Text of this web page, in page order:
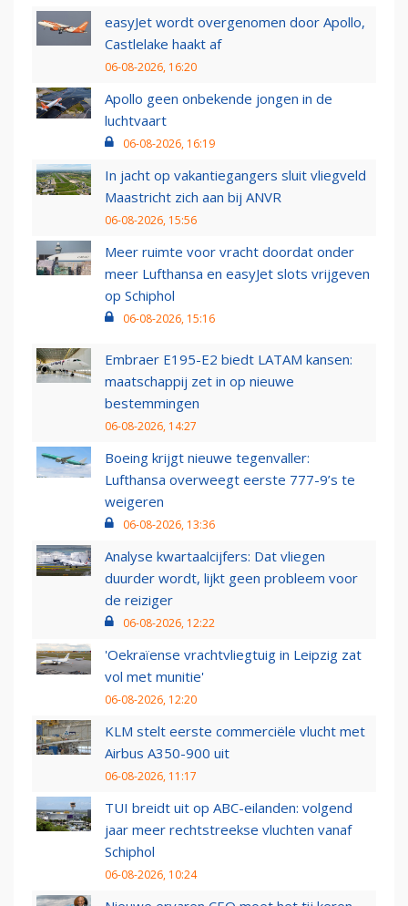
easyJet wordt overgenomen door Apollo,
Castlelake haakt af
06-08-2026, 16:20
Apollo geen onbekende jongen in de
luchtvaart
06-08-2026, 16:19
In jacht op vakantiegangers sluit vliegveld
Maastricht zich aan bij ANVR
06-08-2026, 15:56
Meer ruimte voor vracht doordat onder
meer Lufthansa en easyJet slots vrijgeven
op Schiphol
06-08-2026, 15:16
Embraer E195-E2 biedt LATAM kansen:
maatschappij zet in op nieuwe
bestemmingen
06-08-2026, 14:27
Boeing krijgt nieuwe tegenvaller:
Lufthansa overweegt eerste 777-9’s te
weigeren
06-08-2026, 13:36
Analyse kwartaalcijfers: Dat vliegen
duurder wordt, lijkt geen probleem voor
de reiziger
06-08-2026, 12:22
'Oekraïense vrachtvliegtuig in Leipzig zat
vol met munitie'
06-08-2026, 12:20
KLM stelt eerste commerciële vlucht met
Airbus A350-900 uit
06-08-2026, 11:17
TUI breidt uit op ABC-eilanden: volgend
jaar meer rechtstreekse vluchten vanaf
Schiphol
06-08-2026, 10:24